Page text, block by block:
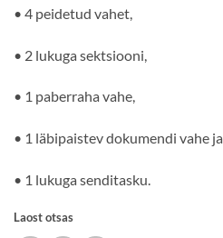
• 4 peidetud vahet,
• 2 lukuga sektsiooni,
• 1 paberraha vahe,
• 1 läbipaistev dokumendi vahe ja
• 1 lukuga senditasku.
Laost otsas